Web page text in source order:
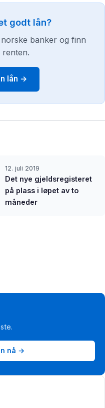
godt lån?
banker og finn
renten.
lån →
12. juli 2019
Det nye gjeldsregisteret
på plass i løpet av to
måneder
nå →